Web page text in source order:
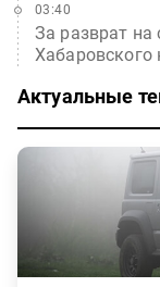
За разврат на
Хабаровского
03:40
Актуальные